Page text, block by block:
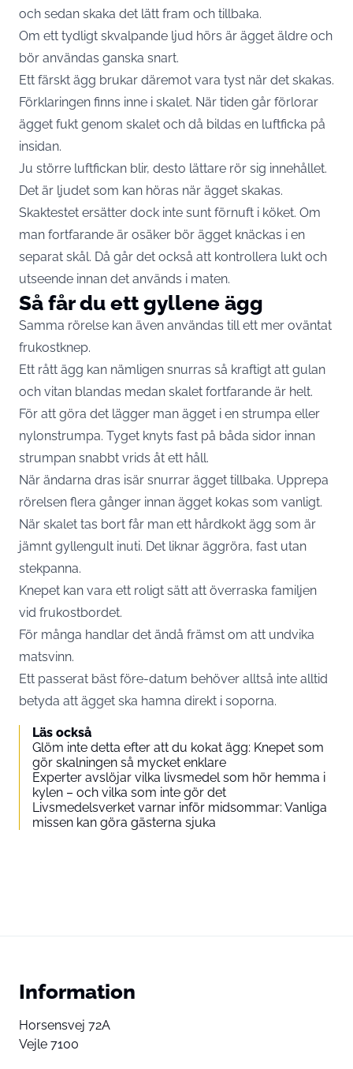
och sedan skaka det lätt fram och tillbaka.
Om ett tydligt skvalpande ljud hörs är ägget äldre och
bör användas ganska snart.
Ett färskt ägg brukar däremot vara tyst när det skakas.
Förklaringen finns inne i skalet. När tiden går förlorar
ägget fukt genom skalet och då bildas en luftficka på
insidan.
Ju större luftfickan blir, desto lättare rör sig innehållet.
Det är ljudet som kan höras när ägget skakas.
Skaktestet ersätter dock inte sunt förnuft i köket. Om
man fortfarande är osäker bör ägget knäckas i en
separat skål. Då går det också att kontrollera lukt och
utseende innan det används i maten.
Så får du ett gyllene ägg
Samma rörelse kan även användas till ett mer oväntat
frukostknep.
Ett rått ägg kan nämligen snurras så kraftigt att gulan
och vitan blandas medan skalet fortfarande är helt.
För att göra det lägger man ägget i en strumpa eller
nylonstrumpa. Tyget knyts fast på båda sidor innan
strumpan snabbt vrids åt ett håll.
När ändarna dras isär snurrar ägget tillbaka. Upprepa
rörelsen flera gånger innan ägget kokas som vanligt.
När skalet tas bort får man ett hårdkokt ägg som är
jämnt gyllengult inuti. Det liknar äggröra, fast utan
stekpanna.
Knepet kan vara ett roligt sätt att överraska familjen
vid frukostbordet.
För många handlar det ändå främst om att undvika
matsvinn.
Ett passerat bäst före-datum behöver alltså inte alltid
betyda att ägget ska hamna direkt i soporna.
Läs också
Glöm inte detta efter att du kokat ägg: Knepet som
gör skalningen så mycket enklare
Experter avslöjar vilka livsmedel som hör hemma i
kylen – och vilka som inte gör det
Livsmedelsverket varnar inför midsommar: Vanliga
missen kan göra gästerna sjuka
Information
Horsensvej 72A
Vejle 7100